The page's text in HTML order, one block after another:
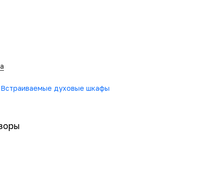
духовые шкафы